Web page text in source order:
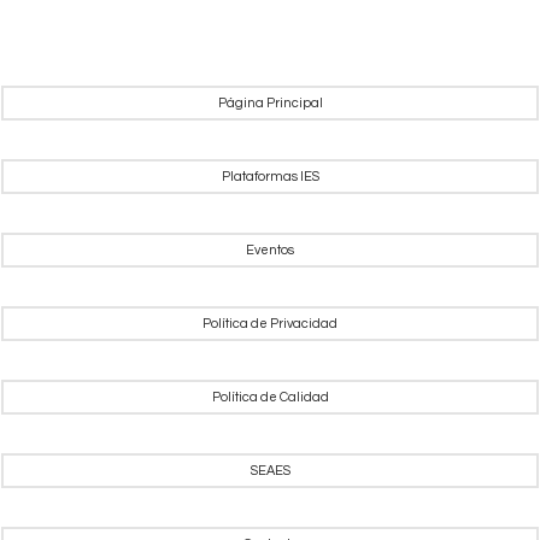
Página Principal
Plataformas IES
Eventos
Política de Privacidad
Política de Calidad
SEAES